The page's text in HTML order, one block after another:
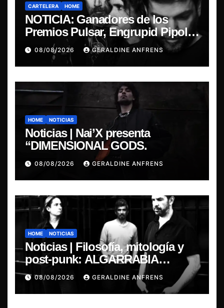
CARTELERA HOME
NOTICIA: Ganadores de los
Premios Pulsar, Engrupid Pipol
presentan show exclusivo.
08/08/2026 GERALDINE ANFRENS
HOME NOTICIAS
Noticias | Nai’X presenta
“DIMENSIONAL GODS.
08/08/2026 GERALDINE ANFRENS
HOME NOTICIAS
Noticias | Filosofía, mitología y
post-punk: ALGARRABIA
presenta “Cantos de Sirena”
08/08/2026 GERALDINE ANFRENS